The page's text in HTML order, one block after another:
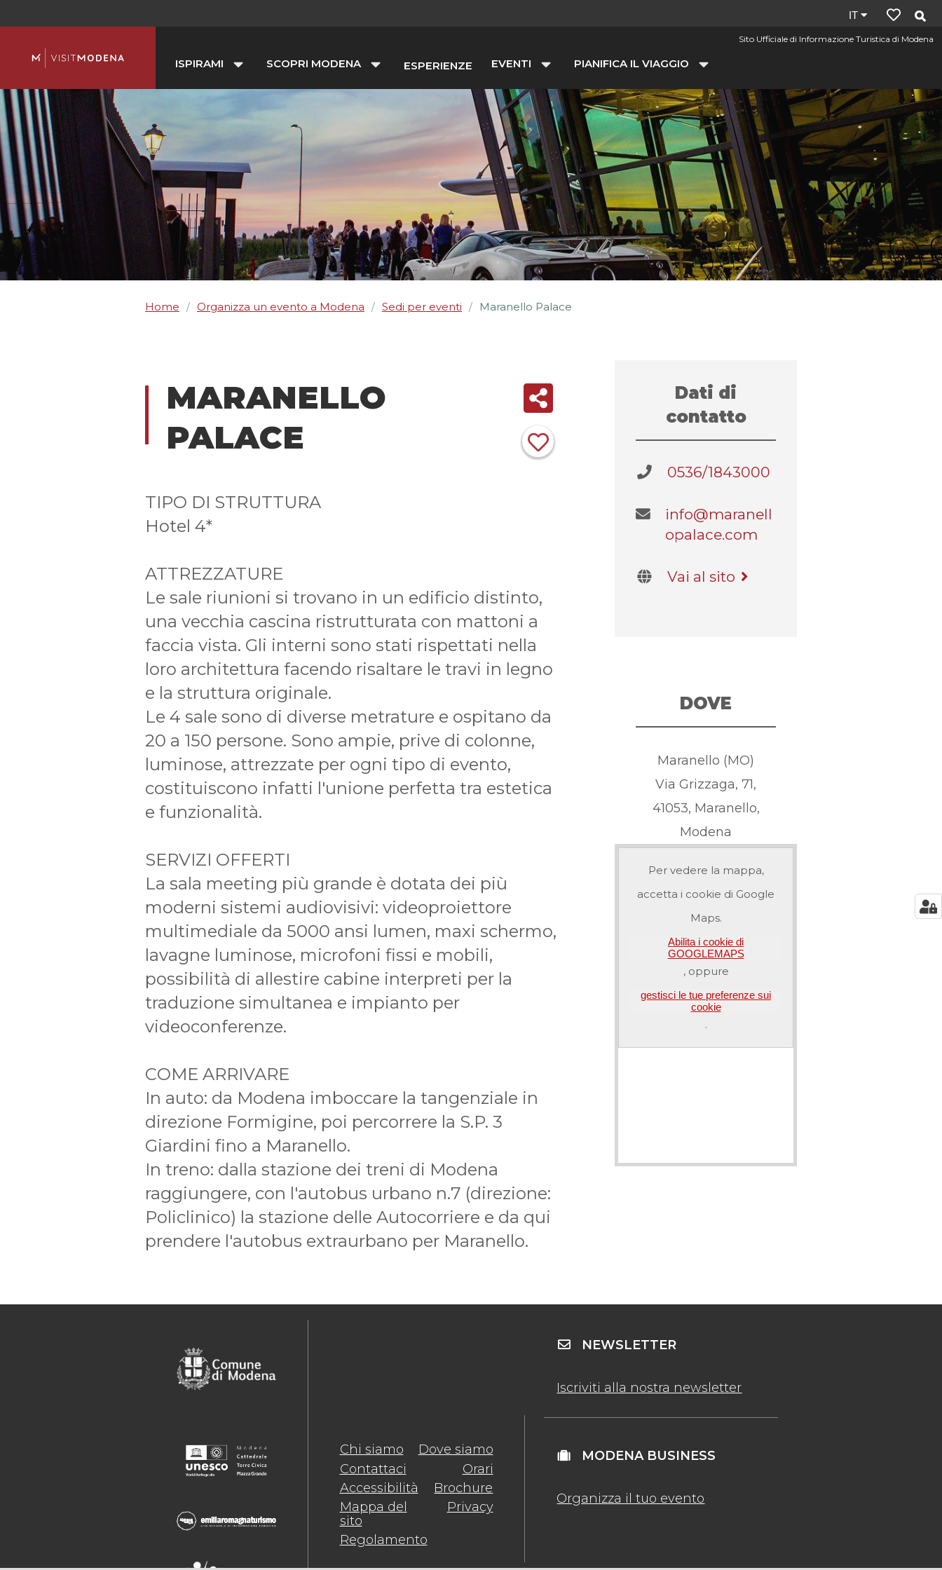
Sito Ufficiale di Informazione Turistica di Modena
ISPIRAMI SCOPRI MODENA ESPERIENZE EVENTI PIANIFICA IL VIAGGIO
Lingua
del
IT
Home / Organizza un evento a Modena / Sedi per eventi / Maranello Palace
MARANELLO
PALACE
TIPO DI STRUTTURA
Hotel 4*
ATTREZZATURE
Le sale riunioni si trovano in un edificio distinto,
una vecchia cascina ristrutturata con mattoni a
faccia vista. Gli interni sono stati rispettati nella
loro architettura facendo risaltare le travi in legno
e la struttura originale.
Le 4 sale sono di diverse metrature e ospitano da
20 a 150 persone. Sono ampie, prive di colonne,
luminose, attrezzate per ogni tipo di evento,
costituiscono infatti l'unione perfetta tra estetica
e funzionalità.
SERVIZI OFFERTI
La sala meeting più grande è dotata dei più
moderni sistemi audiovisivi: videoproiettore
multimediale da 5000 ansi lumen, maxi schermo,
lavagne luminose, microfoni fissi e mobili,
possibilità di allestire cabine interpreti per la
traduzione simultanea e impianto per
videoconferenze.
COME ARRIVARE
In auto: da Modena imboccare la tangenziale in
direzione Formigine, poi percorrere la S.P. 3
Giardini fino a Maranello.
In treno: dalla stazione dei treni di Modena
raggiungere, con l'autobus urbano n.7 (direzione:
Policlinico) la stazione delle Autocorriere e da qui
prendere l'autobus extraurbano per Maranello.
Dati di
contatto
0536/1843000
info@maranell
opalace.com
Vai al sito
DOVE
Maranello (MO)
Via Grizzaga, 71,
41053, Maranello,
Modena
Per vedere la mappa,
accetta i cookie di Google
Maps.
Abilita i cookie di
GOOGLEMAPS
, oppure
gestisci le tue preferenze sui
cookie
.
Chi siamo
Dove siamo
Contattaci
Orari
Accessibilità
Brochure
Mappa del
sito
Privacy
Regolamento
NEWSLETTER
Iscriviti alla nostra newsletter
MODENA BUSINESS
Organizza il tuo evento